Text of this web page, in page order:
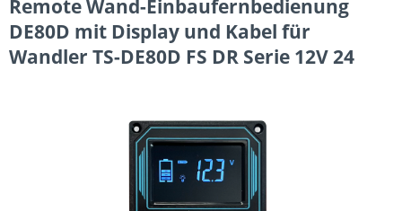
Remote Wand-Einbaufernbedienung
DE80D mit Display und Kabel für
Wandler TS-DE80D FS DR Serie 12V 24